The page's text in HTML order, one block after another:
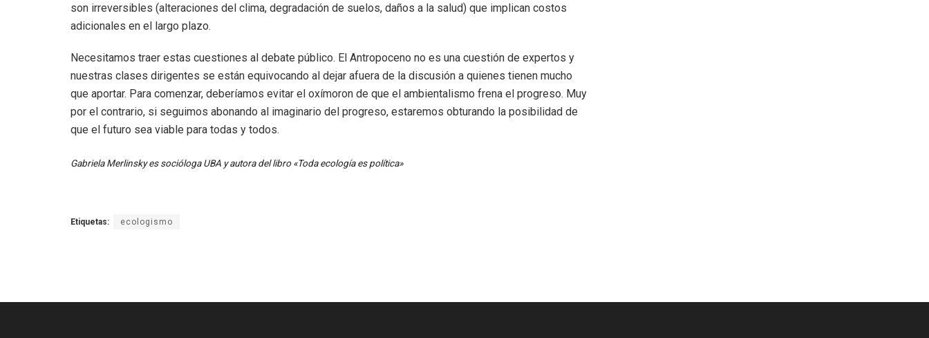
son irreversibles (alteraciones del clima, degradación de suelos, daños a la salud) que implican costos
adicionales en el largo plazo.
Necesitamos traer estas cuestiones al debate público. El Antropoceno no es una cuestión de expertos y
nuestras clases dirigentes se están equivocando al dejar afuera de la discusión a quienes tienen mucho
que aportar. Para comenzar, deberíamos evitar el oxímoron de que el ambientalismo frena el progreso. Muy
por el contrario, si seguimos abonando al imaginario del progreso, estaremos obturando la posibilidad de
que el futuro sea viable para todas y todos.
Gabriela Merlinsky es socióloga UBA y autora del libro «Toda ecología es política»
Etiquetas: ecologismo